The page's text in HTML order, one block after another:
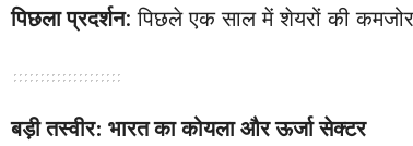
पिछला प्रदर्शन: पिछले एक साल में शेयरों की
बड़ी तस्वीर: भारत का कोयला और ऊर्जा सेक्टर